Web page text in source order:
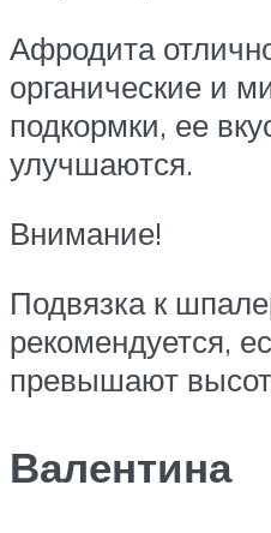
Афродита
органические и
подкормки, ее
улучшаются.
Внимание!
Подвязка к
рекомендуется,
превышают
Валентина